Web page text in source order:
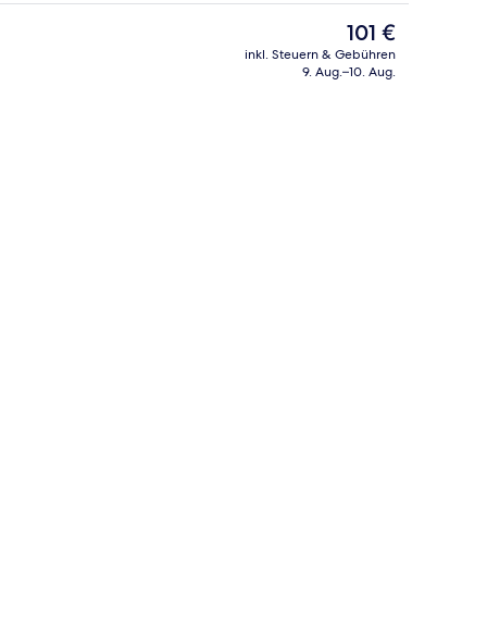
Ausblick vom Zimmer
Der
aktuelle
Preis
101 €
inkl. Steuern & Gebühren
9. Aug.–10. Aug.